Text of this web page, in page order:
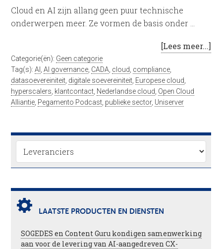
Cloud en AI zijn allang geen puur technische
onderwerpen meer. Ze vormen de basis onder …
[Lees meer...]
Categorie(ën): Geen categorie
Tag(s):AI ,AI governance CADA cloud compliance
datasoevereiniteit digitale soevereiniteit Europese cloud
hyperscalers klantcontact Nederlandse cloud Open Cloud
Alliantie Pegamento Podcast publieke sector, Uniserver
LAATSTE PRODUCTEN EN DIENSTEN
SOGEDES en Content Guru kondigen samenwerking
aan voor de levering van AI-aangedreven CX-